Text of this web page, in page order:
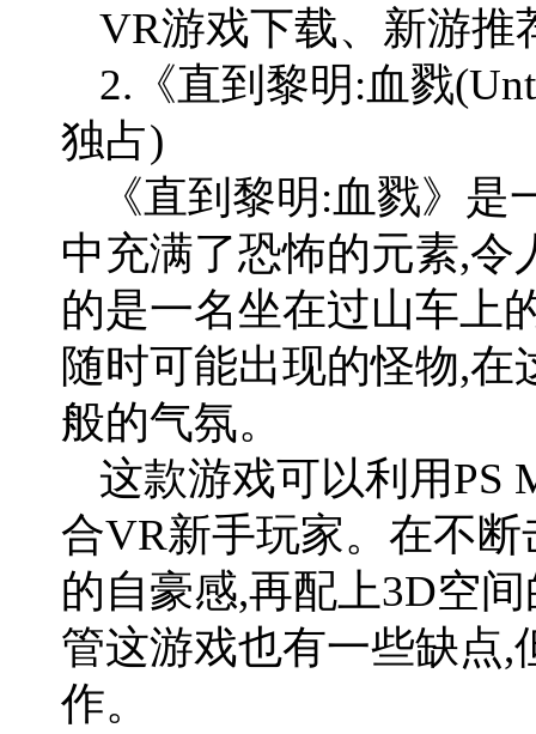
VR游戏下载、新游推
2.《直到黎明:血戮
独占)
《直到黎明:血戮》
中充满了恐怖的元素,
的是一名坐在过山车上
随时可能出现的怪物,
般的气氛。
这款游戏可以利用PS
合VR新手玩家。在不
的自豪感,再配上3D空
管这游戏也有一些缺点
作。